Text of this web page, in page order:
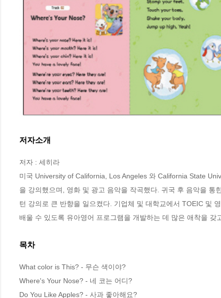
저자소개
저자 : 세히라
미국 University of California, Los Angeles 와 California State
을 강의했으며, 영화 및 광고 음악을 작곡했다. 귀국 후 음악을
턴 강의로 큰 반향을 일으켰다. 기업체 및 대학교에서 TOEIC 및
배울 수 있도록 유아영어 프로그램을 개발하는 데 많은 애착을 갖
목차
What color is This? - 무슨 색이야?
Where's Your Nose? - 네 코는 어디?
Do You Like Apples? - 사과 좋아해요?